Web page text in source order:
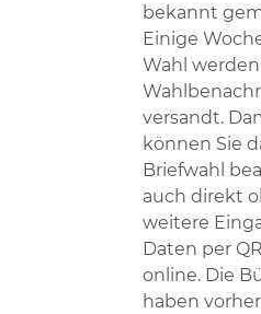
bekannt
Einige
Wahl
versandt.
können Sie
Briefwahl
auch direkt
weitere
Daten per
online. Die
haben